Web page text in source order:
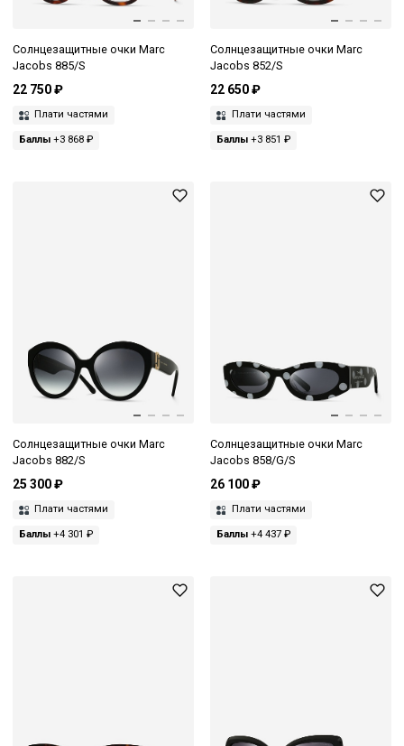
Солнцезащитные очки Marc
Jacobs 885/S
22 750 ₽
Плати частями
Баллы +3 868 ₽
Солнцезащитные очки Marc
Jacobs 852/S
22 650 ₽
Плати частями
Баллы+3 851 ₽
Солнцезащитные очки Marc
Jacobs 882/S
25 300 ₽
Плати частями
Баллы +4 301 ₽
Солнцезащитные очки Marc
Jacobs 858/G/S
26 100 ₽
Плати частями
Баллы+4 437 ₽